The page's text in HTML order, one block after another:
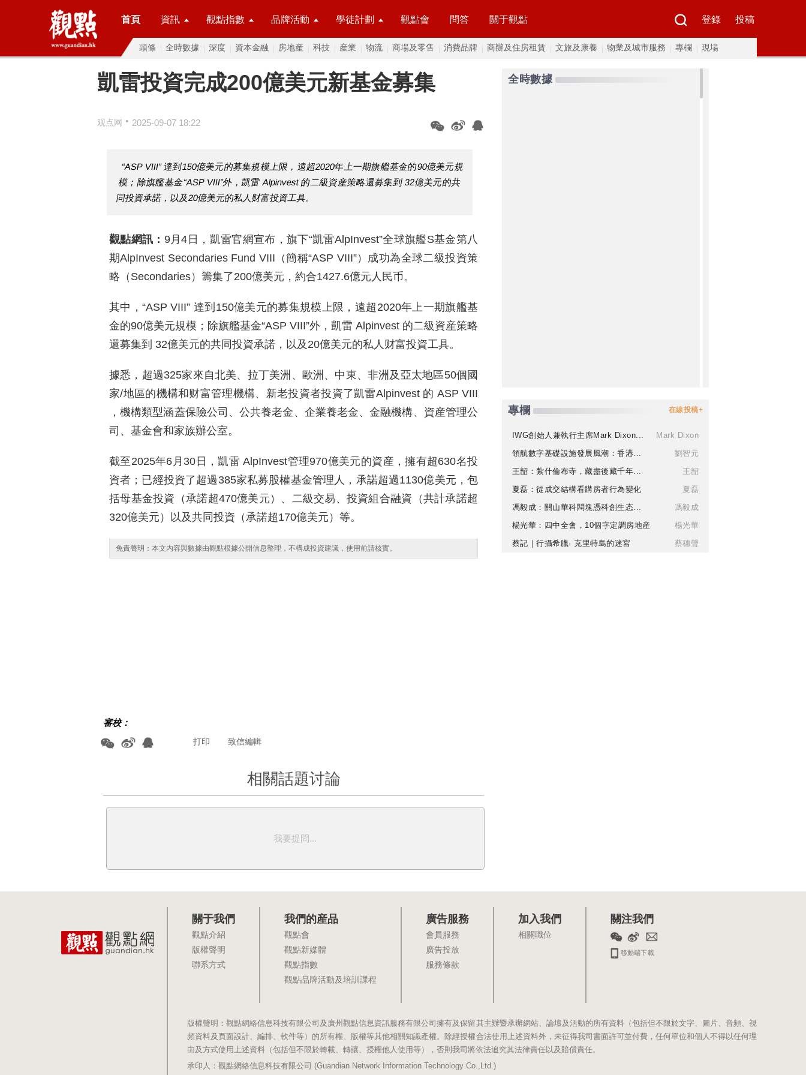
首頁 資訊 觀點指數 品牌活動 學徒計劃 觀點會 問答 關于觀點 登錄 投稿
頭條 全時數據 深度 資本金融 房地産 科技 産業 物流 商場及零售 消費品牌 商辦及住房租賃 文旅及康養 物業及城市服務 專欄 現場
凱雷投資完成200億美元新基金募集
观点网 • 2025-09-07 18:22
“ASP VIII” 達到150億美元的募集規模上限，遠超2020年上一期旗艦基金的90億美元規
模；除旗艦基金“ASP VIII”外，凱雷 Alpinvest 的二級資産策略還募集到 32億美元的共
同投資承諾，以及20億美元的私人财富投資工具。
觀點網訊： 9月4日，凱雷官網宣布，旗下“凱雷AlpInvest”全球旗艦S基金第八
期AlpInvest Secondaries Fund VIII（簡稱“ASP VIII”）成功為全球二級投資策
略（Secondaries）籌集了200億美元，約合1427.6億元人民币。
其中，“ASP VIII” 達到150億美元的募集規模上限，遠超2020年上一期旗艦基
金的90億美元規模；除旗艦基金“ASP VIII”外，凱雷 Alpinvest 的二級資産策略
還募集到 32億美元的共同投資承諾，以及20億美元的私人财富投資工具。
據悉，超過325家來自北美、拉丁美洲、歐洲、中東、非洲及亞太地區50個國
家/地區的機構和财富管理機構、新老投資者投資了凱雷Alpinvest 的 ASP VIII
，機構類型涵蓋保險公司、公共養老金、企業養老金、金融機構、資産管理公
司、基金會和家族辦公室。
截至2025年6月30日，凱雷 AlpInvest管理970億美元的資産，擁有超630名投
資者；已經投資了超過385家私募股權基金管理人，承諾超過1130億美元，包
括母基金投資（承諾超470億美元）、二級交易、投資組合融資（共計承諾超
320億美元）以及共同投資（承諾超170億美元）等。
免責聲明：本文内容與數據由觀點根據公開信息整理，不構成投資建議，使用前請核實。
審校：
致信編輯
打印
相關話題讨論
我要提問...
全時數據
專欄 在線投稿+
IWG創始人兼執行主席Mark Dixon...
Mark Dixon
領航數字基礎設施發展風潮：香港...
劉智元
王韶：紮什倫布寺，藏盡後藏千年...
王韶
夏磊：從成交結構看購房者行為變化
夏磊
馮毅成：關山華科闆塊憑科創生态...
馮毅成
楊光華：四中全會，10個字定調房地産
楊光華
蔡記｜行攝希臘· 克里特島的迷宮
蔡穗聲
關于我們
觀點介紹
版權聲明
聯系方式
我們的産品
觀點會
觀點新媒體
觀點指數
觀點品牌活動及培訓課程
廣告服務
會員服務
廣告投放
服務條款
加入我們
相關職位
關注我們
移動端下載
版權聲明：觀點網絡信息科技有限公司及廣州觀點信息資訊服務有限公司擁有及保留其主辦暨承辦網站、論壇及活動的所有資料（包括但不限於文字、圖片、音頻、視
頻資料及頁面設計、編排、軟件等）的所有權、版權等其他相關知識產權。除經授權合法使用上述資料外，未征得我司書面許可並付費，任何單位和個人不得以任何理
由及方式使用上述資料（包括但不限於轉載、轉讓、授權他人使用等），否則我司將依法追究其法律責任以及賠償責任。
承印人：觀點網絡信息科技有限公司 (Guandian Network Information Technology Co.,Ltd.)